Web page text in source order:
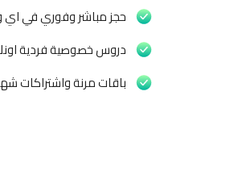
حجز مباشر وفوري في
دروس خصوصية فردية
باقات مرنة واشتراكات